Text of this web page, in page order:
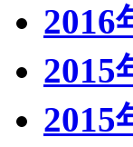
2016
2015
2015